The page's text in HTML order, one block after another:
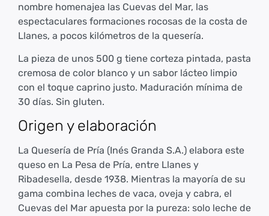
nombre homenajea las Cuevas del Mar, las
espectaculares formaciones rocosas de la costa de
Llanes, a pocos kilómetros de la quesería.
La pieza de unos 500 g tiene corteza pintada, pasta
cremosa de color blanco y un sabor lácteo limpio
con el toque caprino justo. Maduración mínima de
30 días. Sin gluten.
Origen y elaboración
La Quesería de Pría (Inés Granda S.A.) elabora este
queso en La Pesa de Pría, entre Llanes y
Ribadesella, desde 1938. Mientras la mayoría de su
gama combina leches de vaca, oveja y cabra, el
Cuevas del Mar apuesta por la pureza: solo leche de